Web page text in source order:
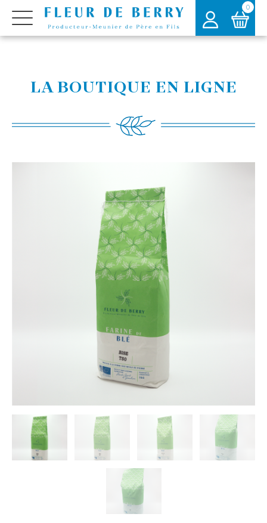
0
LA BOUTIQUE EN LIGNE